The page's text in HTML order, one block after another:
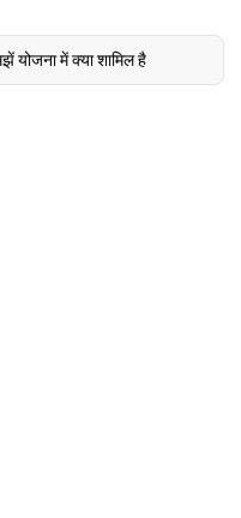
योजना में क्या शामिल है